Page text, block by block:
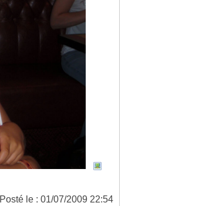
Posté le : 01/07/2009 22:54